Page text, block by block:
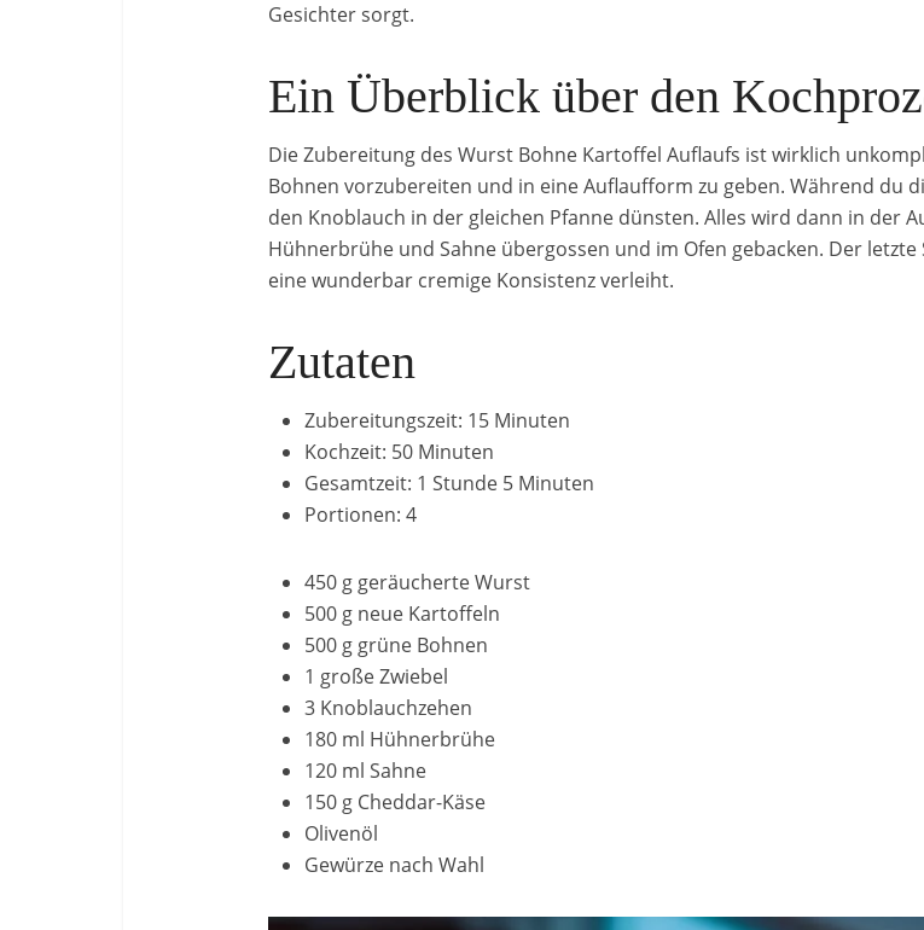
Gesichter sorgt.
Ein Überblick über den
Die Zubereitung des Wurst Bohne Kartoffel Auflaufs ist wirklich
Bohnen vorzubereiten und in eine Auflaufform zu geben. Während du
den Knoblauch in der gleichen Pfanne dünsten. Alles wird dann in der
Hühnerbrühe und Sahne übergossen und im Ofen gebacken. Der
eine wunderbar cremige Konsistenz verleiht.
Zutaten
Zubereitungszeit: 15 Minuten
Kochzeit: 50 Minuten
Gesamtzeit: 1 Stunde 5 Minuten
Portionen: 4
450 g geräucherte Wurst
500 g neue Kartoffeln
500 g grüne Bohnen
1 große Zwiebel
3 Knoblauchzehen
180 ml Hühnerbrühe
120 ml Sahne
150 g Cheddar-Käse
Olivenöl
Gewürze nach Wahl